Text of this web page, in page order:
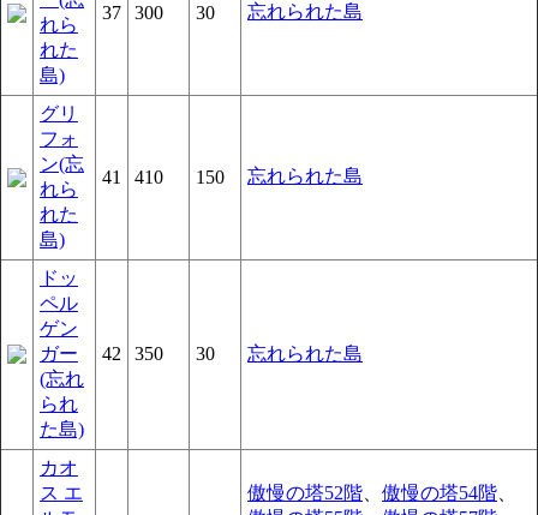
れら
れた
島)
37 300 30 忘れられた島
グリ
フォ
ン(忘
れら
れた
島)
41 410 150 忘れられた島
ドッ
ペル
ゲン
ガー
(忘れ
られ
た島)
42 350 30 忘れられた島
カオ
ス エ
傲慢の塔52階 傲慢の塔54階